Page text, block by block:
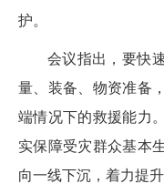
护。
会议指出，要快
量、装备、物资准备
端情况下的救援能力
实保障受灾群众基本
向一线下沉，着力提